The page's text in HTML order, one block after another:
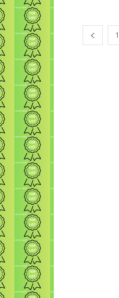
1